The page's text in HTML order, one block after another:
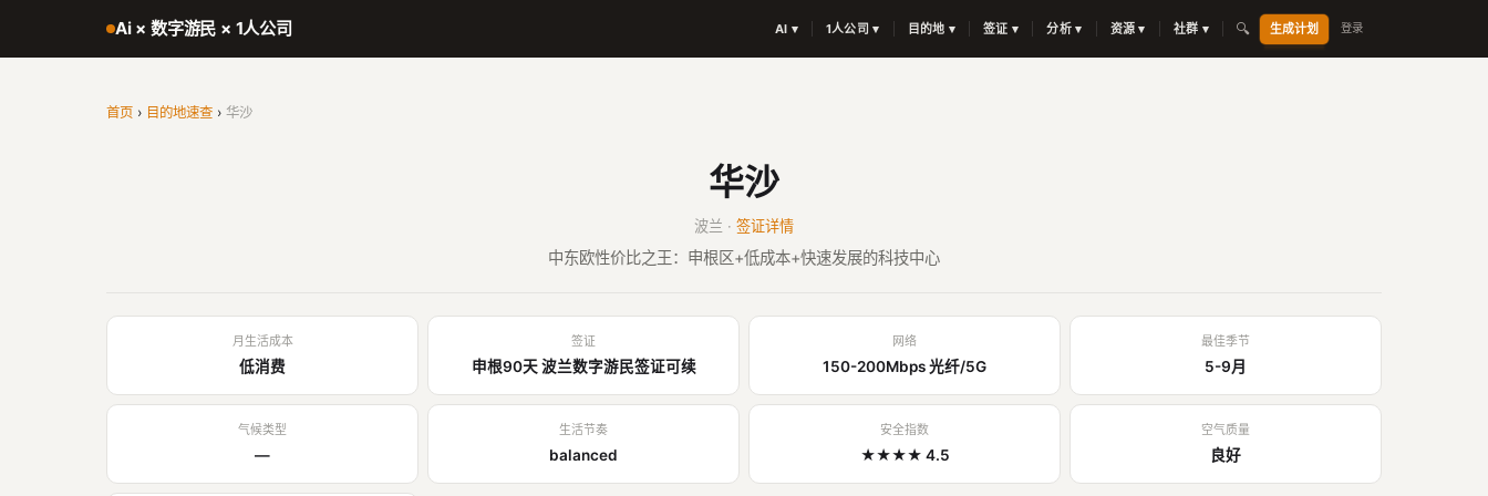
Ai × 数字游民 × 1人公司 AI ▾ 1人公司 ▾ 目的地 ▾ 签证 ▾ 分析 ▾ 资源 ▾ 社群 ▾ 🔍 生成计划 登录
首页 › 目的地速查 › 华沙
华沙
波兰 · 签证详情
中东欧性价比之王：申根区+低成本+快速发展的科技中心
月生活成本
低消费
签证
申根90天 波兰数字游民签证可续
网络
150-200Mbps 光纤/5G
最佳季节
5-9月
气候类型
—
生活节奏
balanced
安全指数
★★★★ 4.5
空气质量
良好